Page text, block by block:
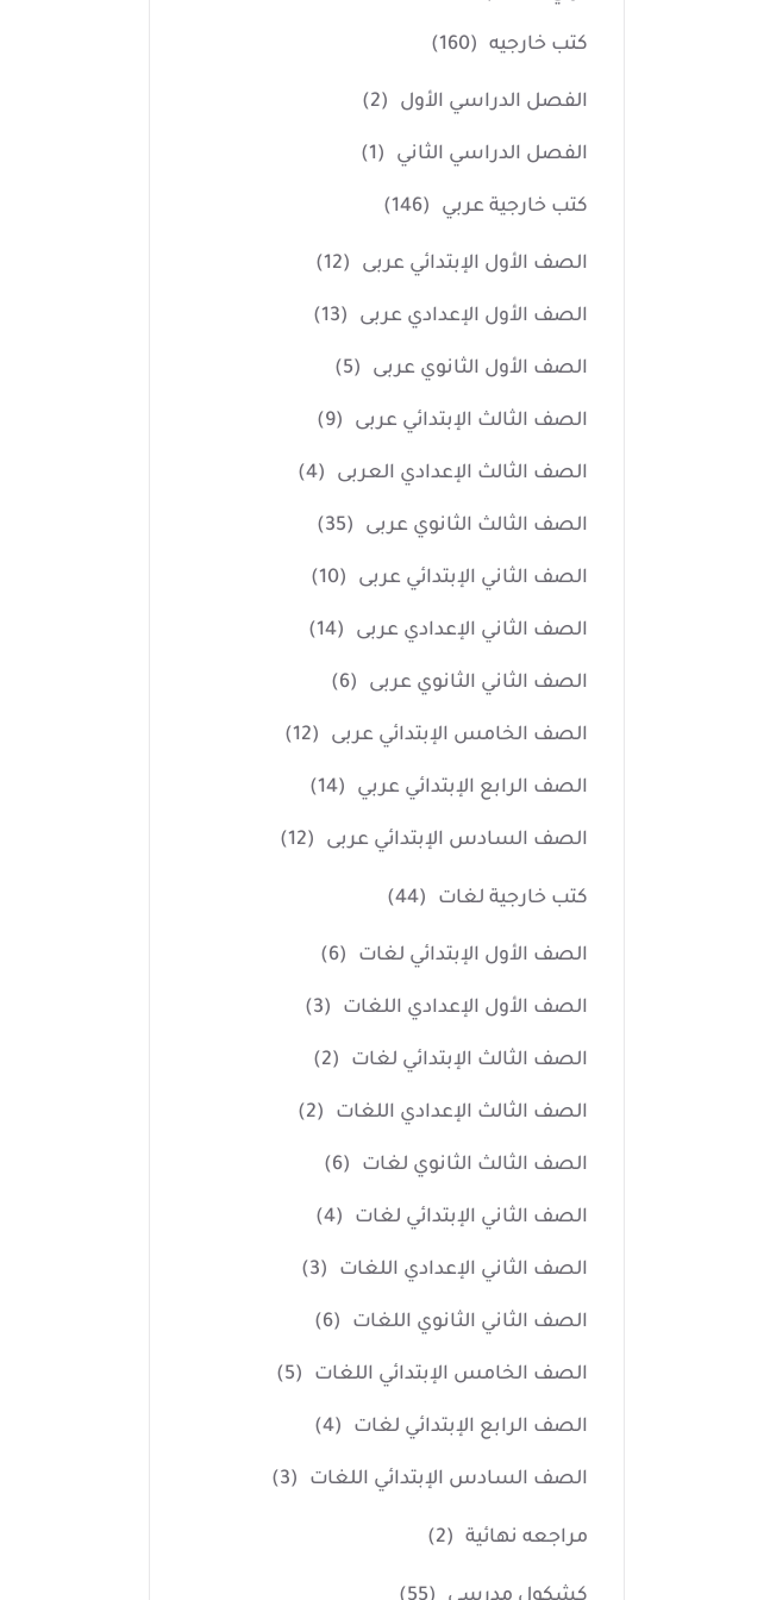
كتب خارجيه (160)
الفصل الدراسي الأول (2)
الفصل الدراسي الثاني (1)
كتب خارجية عربي (146)
الصف الأول الإبتدائي عربى (12)
الصف الأول الإعدادي عربى (13)
الصف الأول الثانوي عربى (5)
الصف الثالث الإبتدائي عربى (9)
الصف الثالث الإعدادي العربى (4)
الصف الثالث الثانوي عربى (35)
الصف الثاني الإبتدائي عربى (10)
الصف الثاني الإعدادي عربى (14)
الصف الثاني الثانوي عربى (6)
الصف الخامس الإبتدائي عربى (12)
الصف الرابع الإبتدائي عربي (14)
الصف السادس الإبتدائي عربى (12)
كتب خارجية لغات (44)
الصف الأول الإبتدائي لغات (6)
الصف الأول الإعدادي اللغات (3)
الصف الثالث الإبتدائي لغات (2)
الصف الثالث الإعدادي اللغات (2)
الصف الثالث الثانوي لغات (6)
الصف الثاني الإبتدائي لغات (4)
الصف الثاني الإعدادي اللغات (3)
الصف الثاني الثانوي اللغات (6)
الصف الخامس الإبتدائي اللغات (5)
الصف الرابع الإبتدائي لغات (4)
الصف السادس الإبتدائي اللغات (3)
مراجعه نهائية (2)